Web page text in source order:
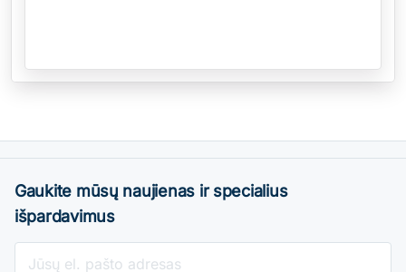
Gaukite mūsų naujienas ir specialius
išpardavimus